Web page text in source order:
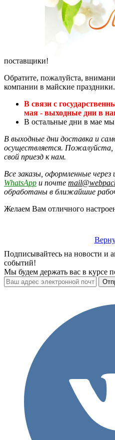
поставщики!
Обратите, пожалуйста,
компании в майские праздники.
В связи с
мая - выходные дни в
В остальные дни в мае
В выходные дни доставка и
осуществляется. Пожалуйста,
свой приезд к нам.
Все заказы, оформленные
WhatsApp и почте
обработаны в ближайшие
Желаем Вам отличного
Подписывайтесь на новости и
событий!
Мы будем держать вас в курсе